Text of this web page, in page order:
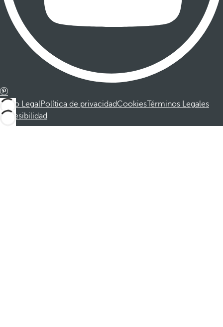
Aviso LegalPolítica de privacidadCookiesTérminos Legales
Accesibilidad